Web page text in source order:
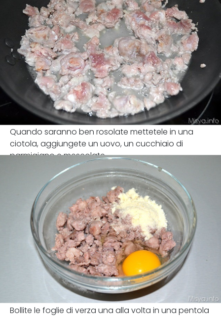
Quando saranno ben rosolate mettetele in una
ciotola, aggiungete un uovo, un cucchiaio di
parmigiano e mescolate
Bollite le foglie di verza una alla volta in una pentola